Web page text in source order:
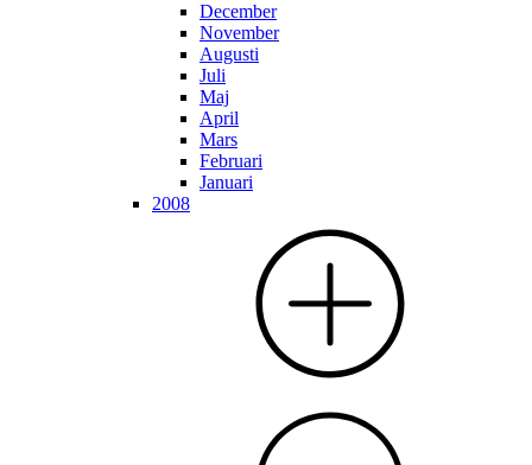
December
November
Augusti
Juli
Maj
April
Mars
Februari
Januari
2008